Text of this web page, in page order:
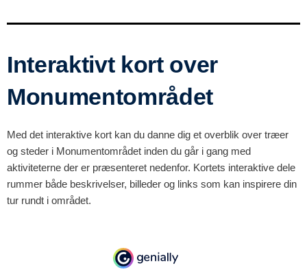
Interaktivt kort over
Monumentområdet
Med det interaktive kort kan du danne dig et overblik over træer
og steder i Monumentområdet inden du går i gang med
aktiviteterne der er præsenteret nedenfor. Kortets interaktive dele
rummer både beskrivelser, billeder og links som kan inspirere din
tur rundt i området.